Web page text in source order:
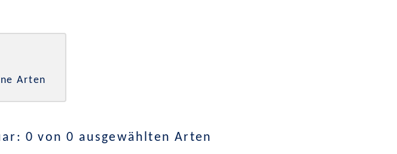
Arten
0 von 0 ausgewählten Arten